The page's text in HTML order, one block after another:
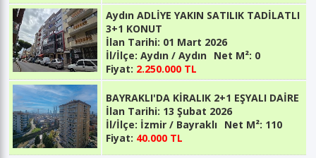
Aydın ADLİYE YAKIN SATILIK TADİLATLI
3+1 KONUT
İlan Tarihi: 01 Mart 2026
İl/İlçe: Aydın / Aydın Net M²: 0
Fiyat: 2.250.000 TL
BAYRAKLI'DA KİRALIK 2+1 EŞYALI DAİRE
İlan Tarihi: 13 Şubat 2026
İl/İlçe: İzmir / Bayraklı Net M²: 110
Fiyat: 40.000 TL